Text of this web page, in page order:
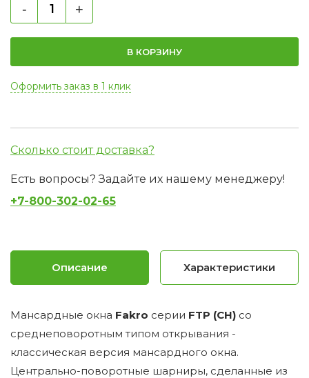
- +
В КОРЗИНУ
Оформить заказ в 1 клик
Сколько стоит доставка?
Есть вопросы? Задайте их нашему менеджеру!
+7-800-302-02-65
Описание Характеристики
Мансардные окна Fakro серии FTP (CH) со
среднеповоротным типом открывания -
классическая версия мансардного окна.
Центрально-поворотные шарниры, сделанные из